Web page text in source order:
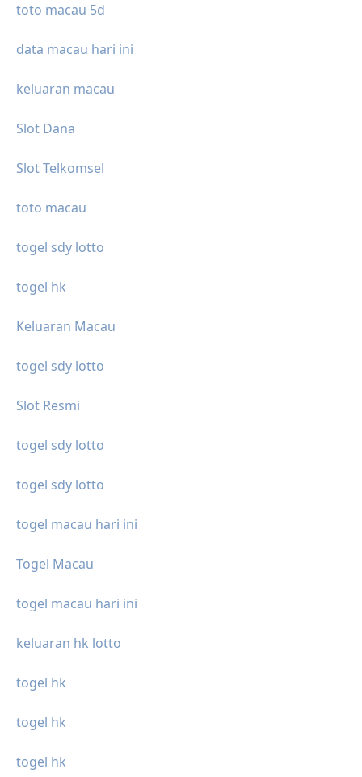
toto macau 5d
data macau hari ini
keluaran macau
Slot Dana
Slot Telkomsel
toto macau
togel sdy lotto
togel hk
Keluaran Macau
togel sdy lotto
Slot Resmi
togel sdy lotto
togel sdy lotto
togel macau hari ini
Togel Macau
togel macau hari ini
keluaran hk lotto
togel hk
togel hk
togel hk